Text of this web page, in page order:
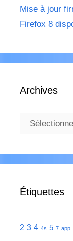
Mise à jour
Firefox 8
Archives
Archives
Étiquettes
2 3 4 4s 5 7 app